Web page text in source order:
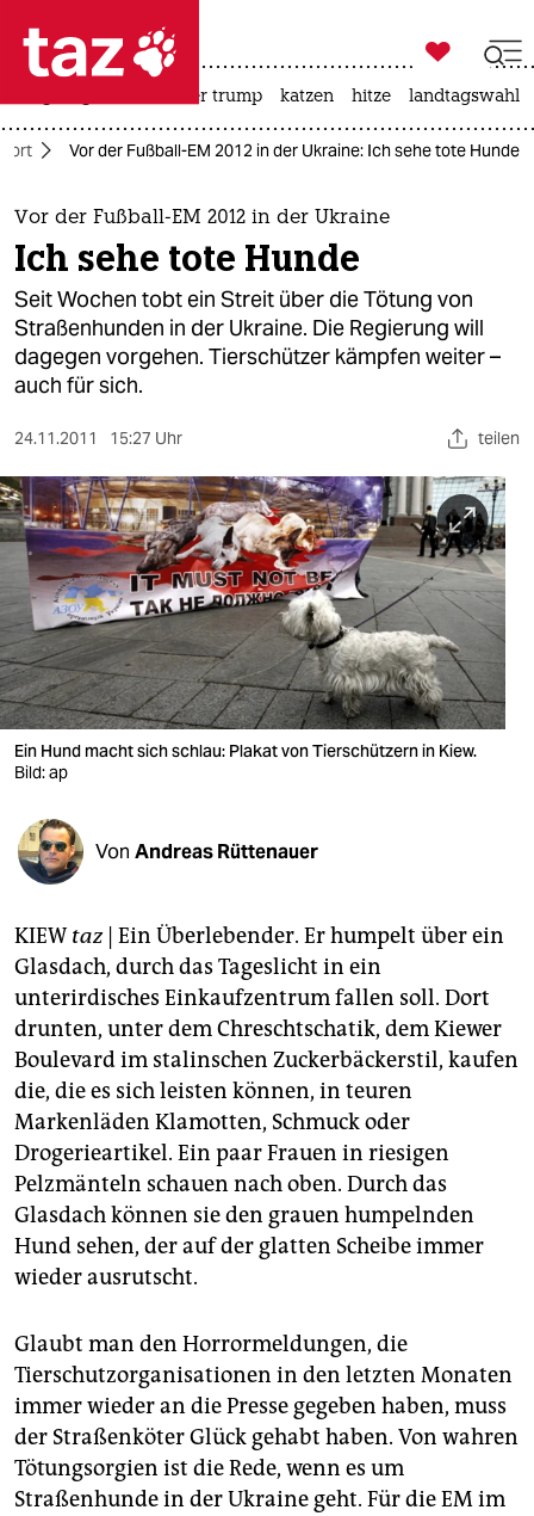
 taz zahl ich
taz zahl ich
themen
politik
öko
gesellschaft
kultur
sport
berlin
nord
wahrheit
verlag
verlag
shop
fragen & hilfe
unterstützen
abo
genossenschaft
epaper login

taz zahl ich
usa unter trump katzen hitze landtagswahl
Vor der Fußball-EM 2012 in der Ukraine: Ich sehe tote Hunde
Vor der Fußball-EM 2012 in der Ukraine
Ich sehe tote Hunde
Seit Wochen tobt ein Streit über die Tötung von
Straßenhunden in der Ukraine. Die Regierung will
dagegen vorgehen. Tierschützer kämpfen weiter –
auch für sich.
24.11.2011 15:27 Uhr teilen
Ein Hund macht sich schlau: Plakat von Tierschützern in Kiew.
Bild: ap
Von Andreas Rüttenauer
KIEW taz| Ein Überlebender. Er humpelt über ein
Glasdach, durch das Tageslicht in ein
unterirdisches Einkaufzentrum fallen soll. Dort
drunten, unter dem Chreschtschatik, dem Kiewer
Boulevard im stalinschen Zuckerbäckerstil, kaufen
die, die es sich leisten können, in teuren
Markenläden Klamotten, Schmuck oder
Drogerieartikel. Ein paar Frauen in riesigen
Pelzmänteln schauen nach oben. Durch das
Glasdach können sie den grauen humpelnden
Hund sehen, der auf der glatten Scheibe immer
wieder ausrutscht.
Glaubt man den Horrormeldungen, die
Tierschutzorganisationen in den letzten Monaten
immer wieder an die Presse gegeben haben, muss
der Straßenköter Glück gehabt haben. Von wahren
Tötungsorgien ist die Rede, wenn es um
Straßenhunde in der Ukraine geht. Für die EM im